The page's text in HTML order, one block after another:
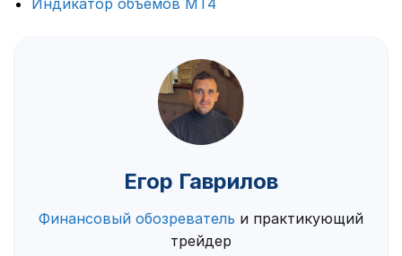
Индикатор объемов МТ4
Егор Гаврилов
Финансовый обозреватель и практикующий
трейдер